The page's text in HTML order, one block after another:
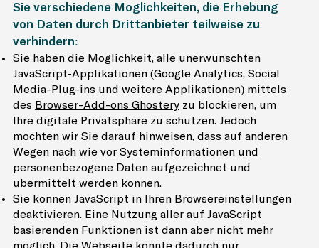
Sie verschiedene Möglichkeiten, die Erhebung
von Daten durch Drittanbieter teilweise zu
verhindern:
Sie haben die Möglichkeit, alle unerwünschten
JavaScript-Applikationen (Google Analytics, Social
Media-Plug-ins und weitere Applikationen) mittels
des Browser-Add-ons Ghosteryzu blockieren, um
Ihre digitale Privatsphäre zu schützen. Jedoch
möchten wir Sie darauf hinweisen, dass auf anderen
Wegen nach wie vor Systeminformationen und
personenbezogene Daten aufgezeichnet und
übermittelt werden können.
Sie können JavaScript in Ihren Browsereinstellungen
deaktivieren. Eine Nutzung aller auf JavaScript
basierenden Funktionen ist dann aber nicht mehr